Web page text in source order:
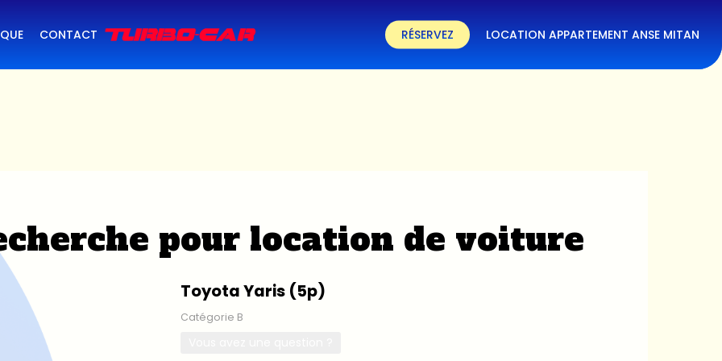
CONTACT RÉSERVEZ LOCATION APPARTEMENT ANSE MITAN
pour location de voiture
Toyota Yaris (5p)
Catégorie B